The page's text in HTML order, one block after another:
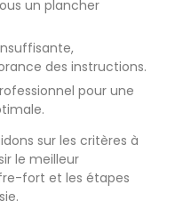
un plancher
des instructions.
pour une
sur les critères à
le meilleur
fort et les étapes